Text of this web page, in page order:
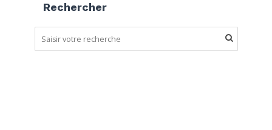
Rechercher